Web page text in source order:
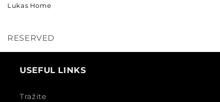
Lukas Home
RESERVED
USEFUL LINKS
Tražite